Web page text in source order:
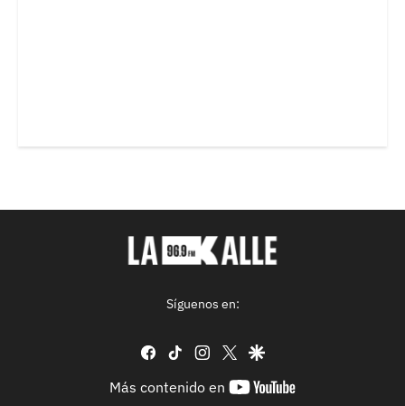
Síguenos en:
facebook
tiktok instagram
twittergoogle
Más contenido en
youtube-